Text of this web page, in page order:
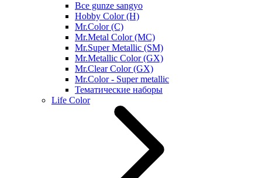
Все gunze sangyo
Hobby Color (H)
Mr.Color (C)
Mr.Metal Color (MC)
Mr.Super Metallic (SM)
Mr.Metallic Color (GX)
Mr.Clear Color (GX)
Mr.Color - Super metallic
Тематические наборы
Life Color